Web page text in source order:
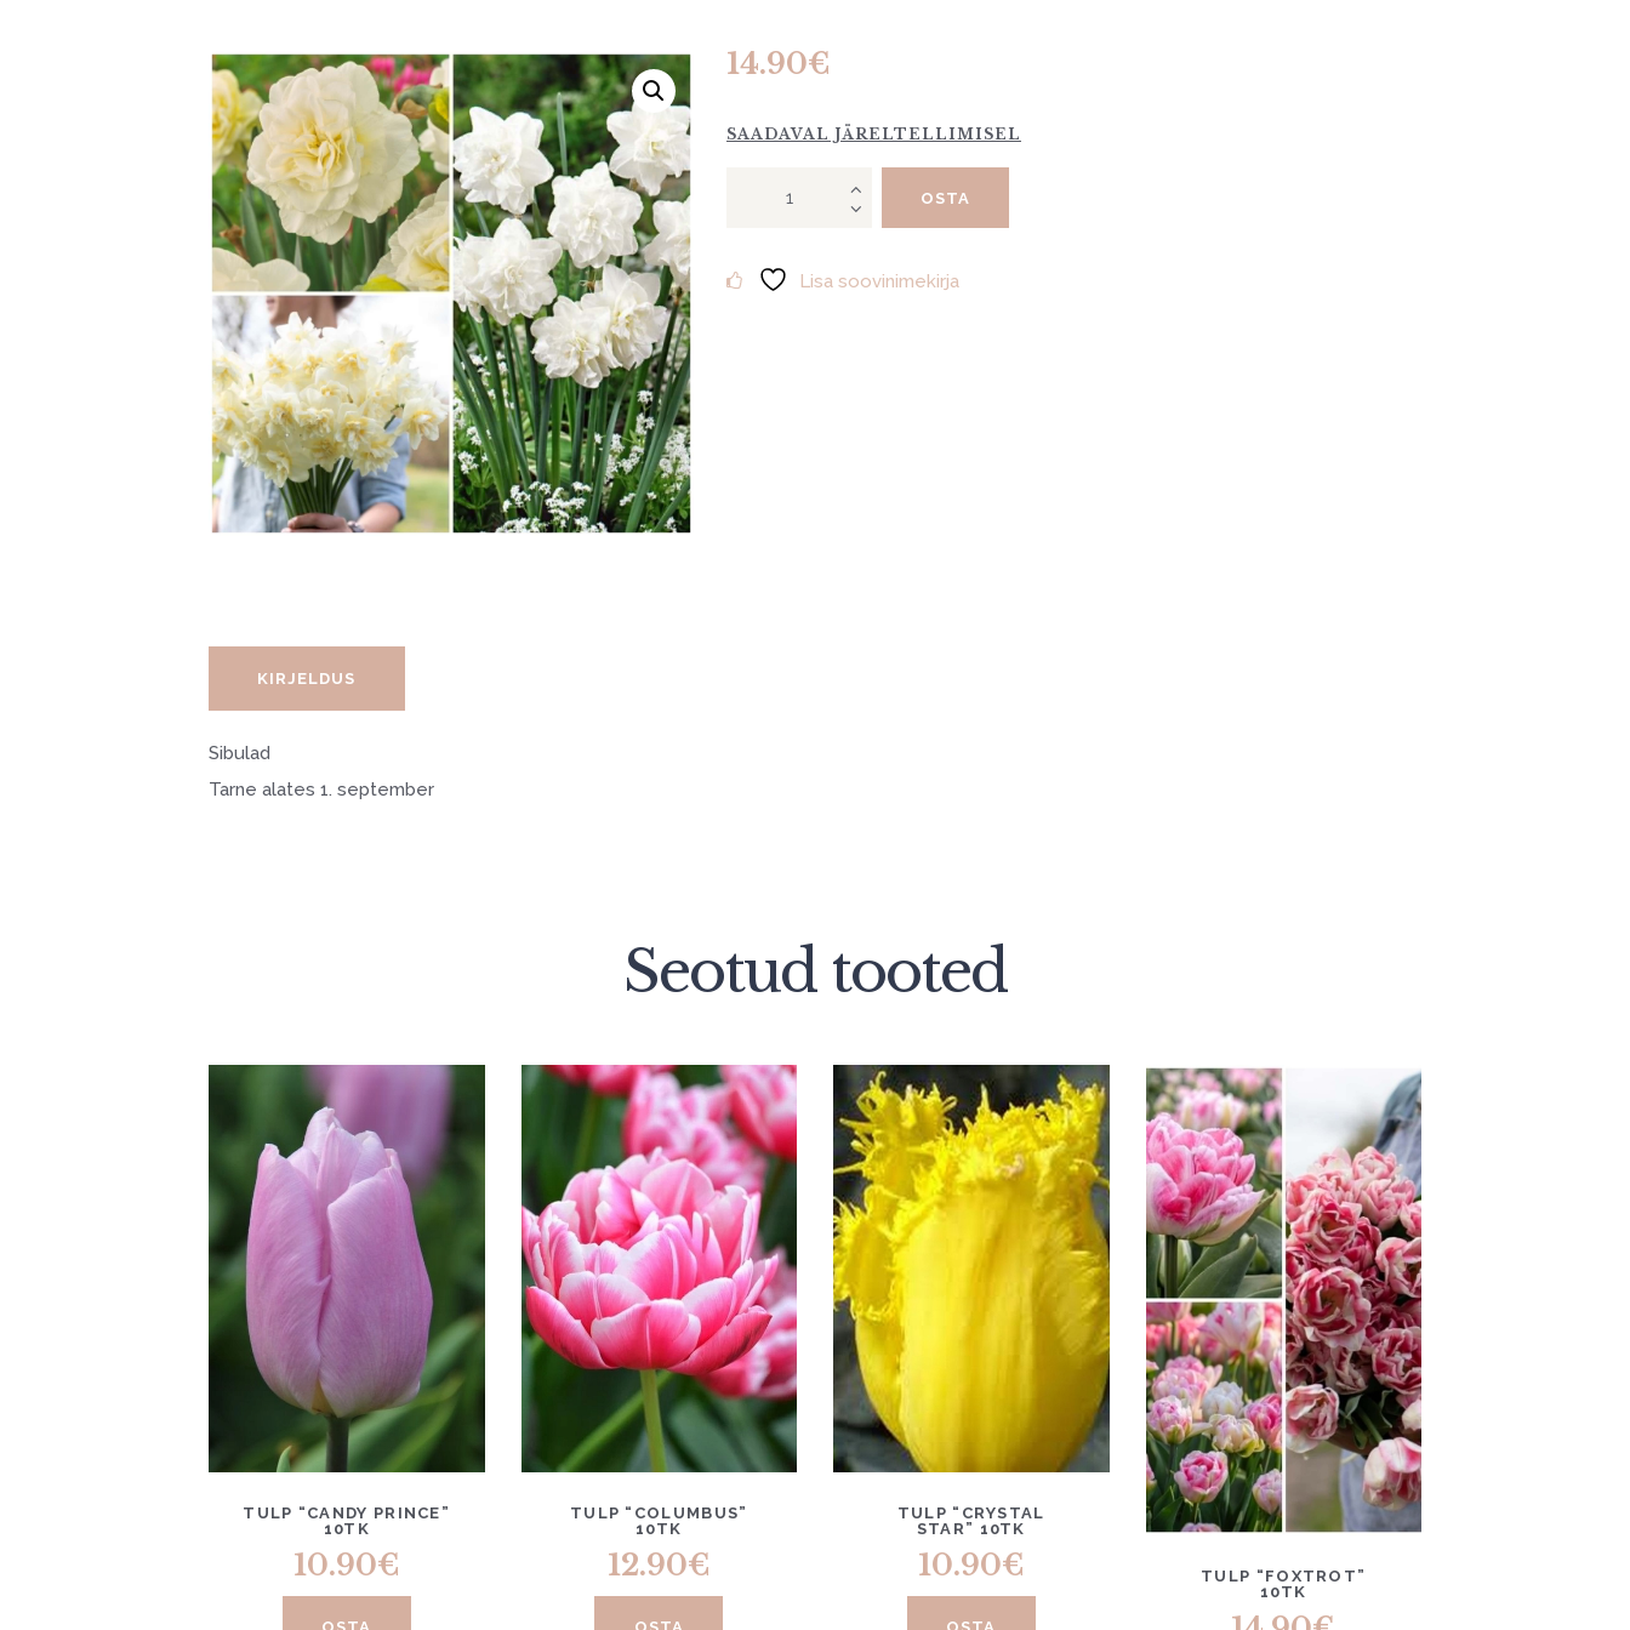
14.90€
SAADAVAL JÄRELTELLIMISEL
"Obdam"
OSTA
Lisa soovinimekirja
KIRJELDUS
Sibulad
Tarne alates 1. september
Seotud tooted
TULP “CANDY PRINCE”
10TK
10.90€
TULP “COLUMBUS”
10TK
12.90€
TULP “CRYSTAL
STAR” 10TK
10.90€
TULP “FOXTROT”
10TK